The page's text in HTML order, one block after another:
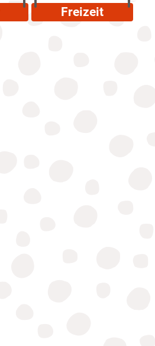
Freizeit